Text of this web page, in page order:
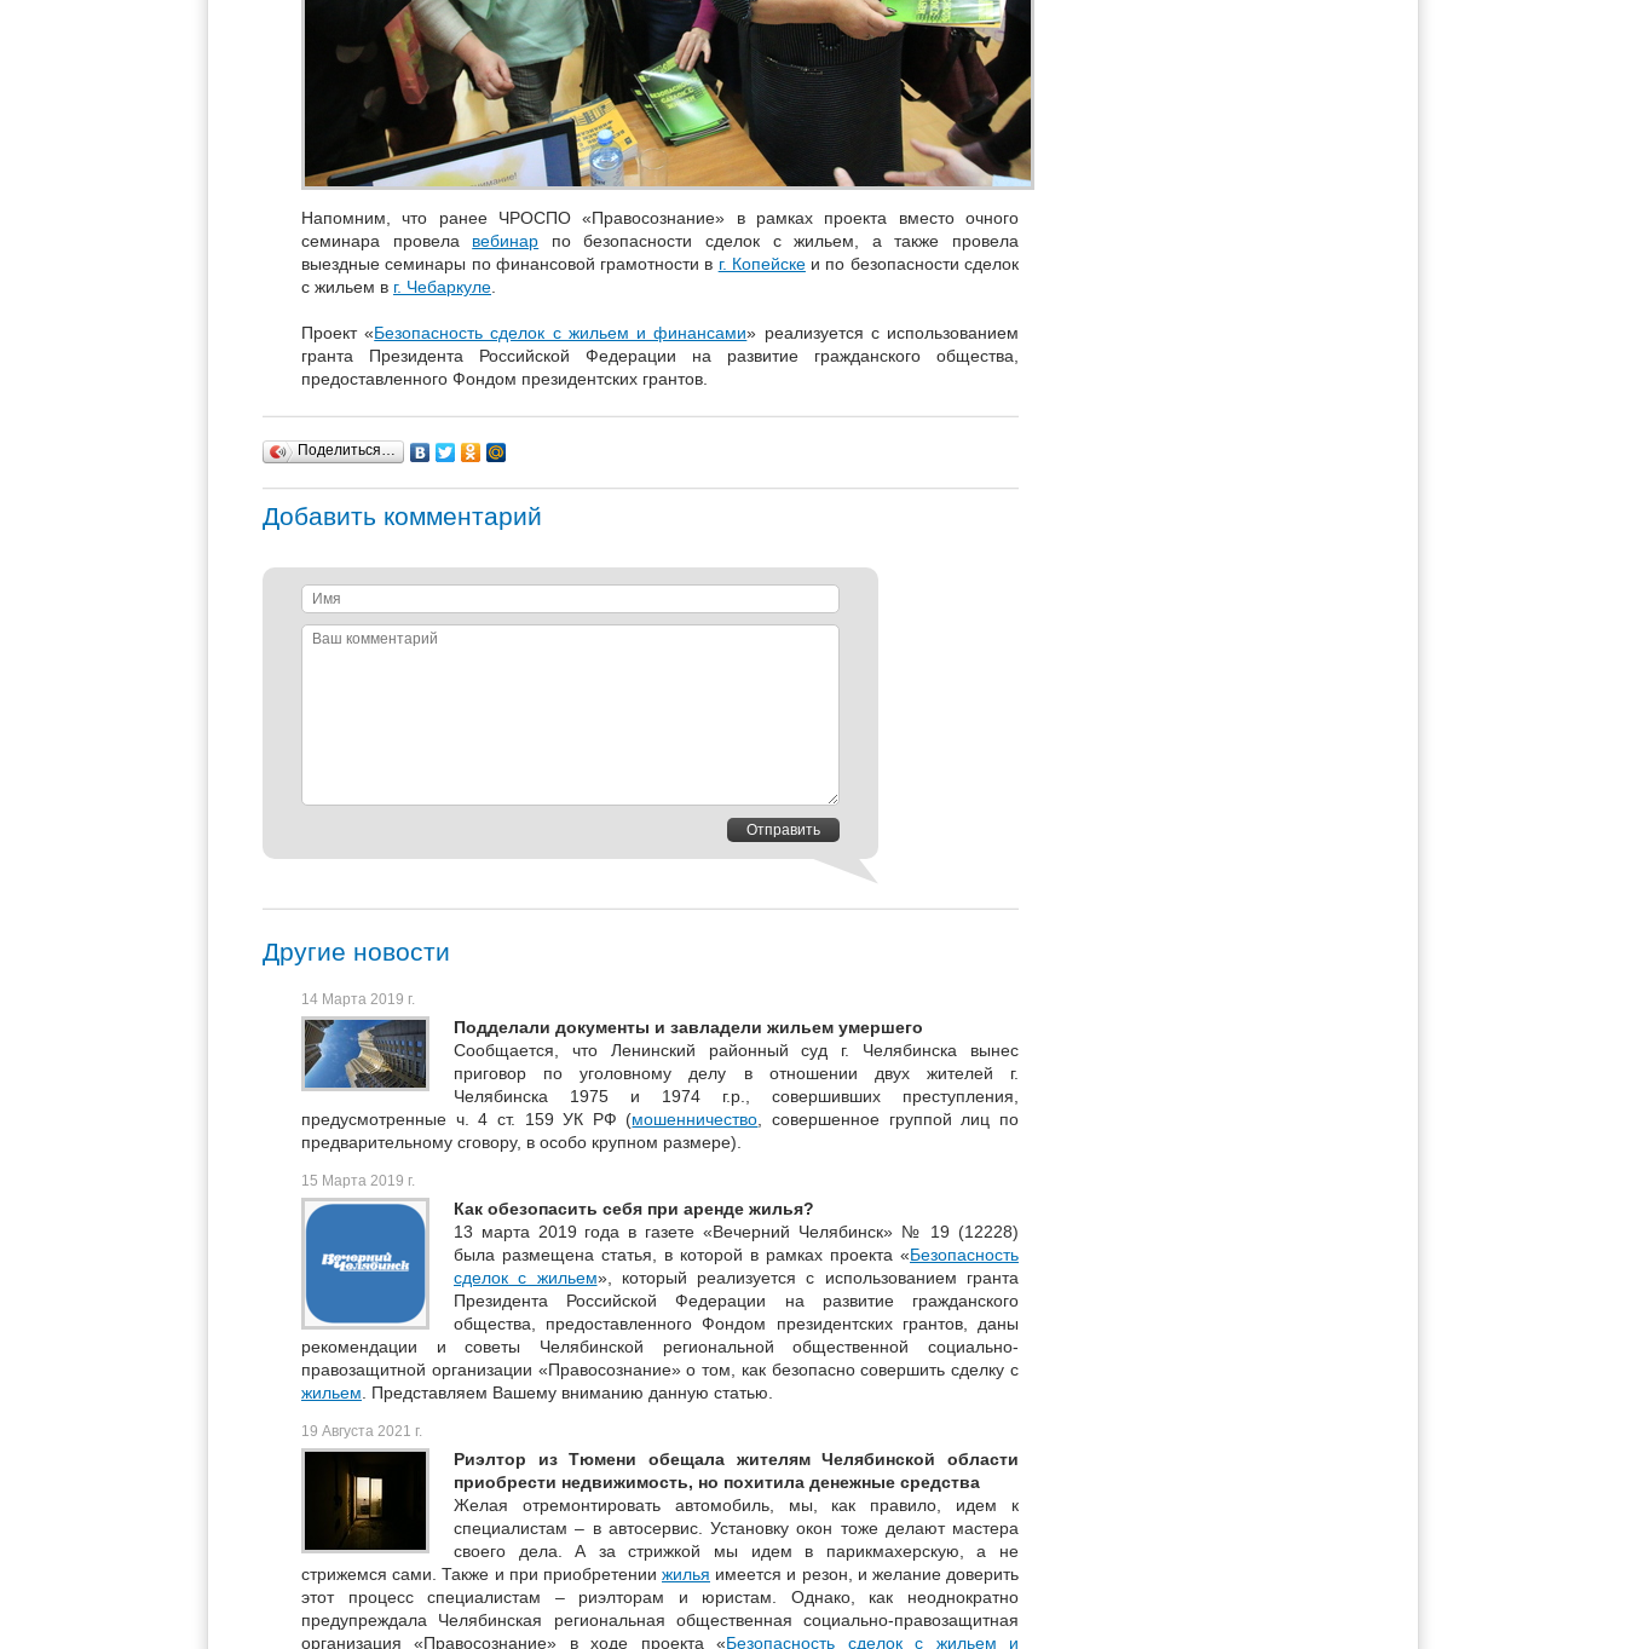
Напомним, что ранее ЧРОСПО «Правосознание» в рамках проекта вместо очного
семинара провела вебинар по безопасности сделок с жильем, а также провела
выездные семинары по финансовой грамотности в г. Копейскеи по безопасности сделок
с жильем в г. Чебаркуле
Проект «Безопасность сделок с жильем и финансами» реализуется с использованием
гранта Президента Российской Федерации на развитие гражданского общества,
предоставленного Фондом президентских грантов.
Поделиться…
Добавить комментарий
Имя
Ваш
Отправить
Другие новости
14 Марта 2019 г.
Подделали документы и завладели жильем умершего
Сообщается, что Ленинский районный суд г. Челябинска вынес
приговор по уголовному делу в отношении двух жителей г.
Челябинска 1975 и 1974 г.р., совершивших преступления,
предусмотренные ч. 4 ст. 159 УК РФ (мошенничество , совершенное группой лиц по
предварительному сговору, в особо крупном размере).
15 Марта 2019 г.
Как обезопасить себя при аренде жилья?
13 марта 2019 года в газете «Вечерний Челябинск» № 19 (12228)
была размещена статья, в которой в рамках проекта «Безопасность
сделок с жильем», который реализуется с использованием гранта
Президента Российской Федерации на развитие гражданского
общества, предоставленного Фондом президентских грантов, даны
рекомендации и советы Челябинской региональной общественной социально-
правозащитной организации «Правосознание» о том, как безопасно совершить сделку с
жильем . Представляем Вашему вниманию данную статью.
19 Августа 2021 г.
Риэлтор из Тюмени обещала жителям Челябинской области
приобрести недвижимость, но похитила денежные средства
Желая отремонтировать автомобиль, мы, как правило, идем к
специалистам – в автосервис. Установку окон тоже делают мастера
своего дела. А за стрижкой мы идем в парикмахерскую, а не
стрижемся сами. Также и при приобретении жилья имеется и резон, и желание доверить
этот процесс специалистам – риэлторам и юристам. Однако, как неоднократно
предупреждала Челябинская региональная общественная социально-правозащитная
организация «Правосознание» в ходе проекта «Безопасность сделок с жильем и